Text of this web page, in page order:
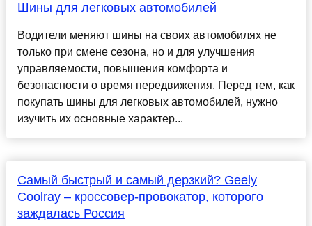
Шины для легковых автомобилей
Водители меняют шины на своих автомобилях не
только при смене сезона, но и для улучшения
управляемости, повышения комфорта и
безопасности о время передвижения. Перед тем, как
покупать шины для легковых автомобилей, нужно
изучить их основные характер...
Самый быстрый и самый дерзкий? Geely
Coolray – кроссовер-провокатор, которого
заждалась Россия